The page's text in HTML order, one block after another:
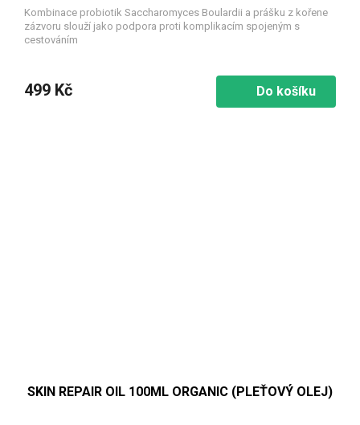
Kombinace probiotik Saccharomyces Boulardii a prášku z kořene
zázvoru slouží jako podpora proti komplikacím spojeným s
cestováním
499 Kč Do košíku
SKIN REPAIR OIL 100ML ORGANIC (PLEŤOVÝ OLEJ)